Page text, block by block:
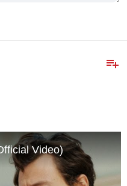
playlist_add
Video)